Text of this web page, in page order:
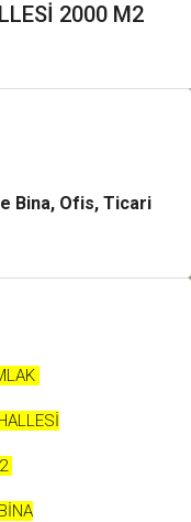
2000 M2
Bina, Ofis, Ticari